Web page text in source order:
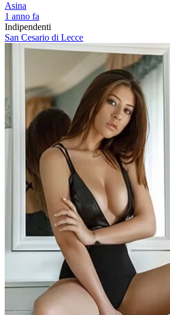
Asina
1 anno fa
Indipendenti
San Cesario di Lecce